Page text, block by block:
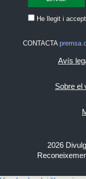
He llegit i
CONTACTA
Avís
Sobre el
2026